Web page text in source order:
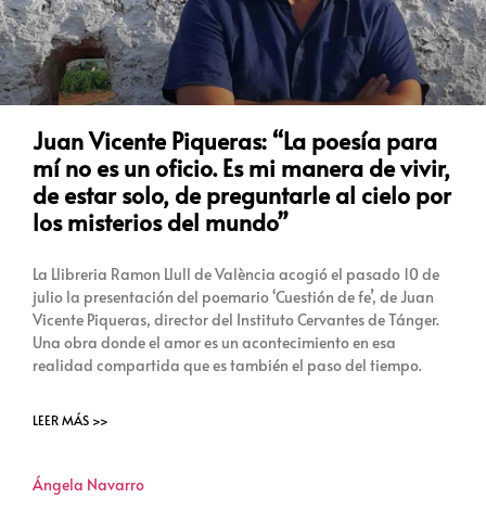
Juan Vicente Piqueras: “La poesía para
mí no es un oficio. Es mi manera de vivir,
de estar solo, de preguntarle al cielo por
los misterios del mundo”
La Llibreria Ramon Llull de València acogió el pasado 10 de
julio la presentación del poemario ‘Cuestión de fe’, de Juan
Vicente Piqueras, director del Instituto Cervantes de Tánger.
Una obra donde el amor es un acontecimiento en esa
realidad compartida que es también el paso del tiempo.
LEER MÁS >>
Ángela Navarro